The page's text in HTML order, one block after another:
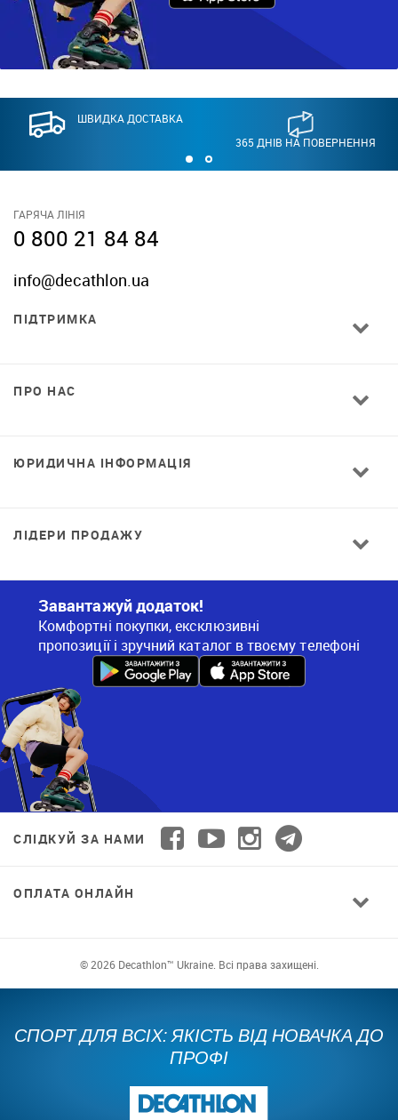
ШВИДКА ДОСТАВКА
365 ДНІВ НА ПОВЕРНЕННЯ
ГАРЯЧА ЛІНІЯ
0 800 21 84 84
info@decathlon.ua
ПІДТРИМКА
ПРО НАС
ЮРИДИЧНА ІНФОРМАЦІЯ
ЛІДЕРИ ПРОДАЖУ
Завантажуй додаток!
Комфортні покупки, ексклюзивні
пропозиції і зручний каталог в твоєму телефоні
СЛІДКУЙ ЗА НАМИ
ОПЛАТА ОНЛАЙН
© 2026 Decathlon™ Ukraine. Всі права захищені.
СПОРТ ДЛЯ ВСІХ: ЯКІСТЬ ВІД НОВАЧКА ДО
ПРОФІ